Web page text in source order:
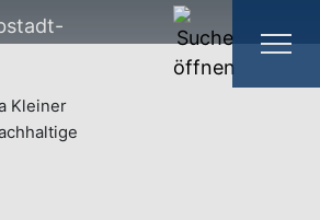
Kleiner